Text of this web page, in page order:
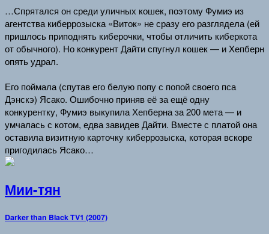
…Спрятался он среди уличных кошек, поэтому Фумиэ из
агентства киберрозыска «Виток» не сразу его разглядела (ей
пришлось приподнять киберочки, чтобы отличить киберкота
от обычного). Но конкурент Дайти спугнул кошек — и Хепберн
опять удрал.
Его поймала (спутав его белую попу с попой своего пса
Дэнскэ) Ясако. Ошибочно приняв её за ещё одну
конкурентку, Фумиэ выкупила Хепберна за 200 мета — и
умчалась с котом, едва завидев Дайти. Вместе с платой она
оставила визитную карточку киберрозыска, которая вскоре
пригодилась Ясако…
Мии-тян
Darker than Black TV1 (2007)